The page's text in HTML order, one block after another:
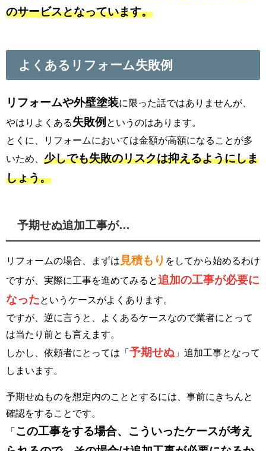
のサービスとなっています。
よくあるリフォーム失敗例
リフォームや外壁塗装に限った話ではありませんが、
やはりよくある失敗例 というのはあります。
とくに、リフォームにおいては金額が高額になることが多
いため、 少しでも失敗のリスクは抑えるようにしま
しょう。
予期せぬ追加工事が…
リフォームの場合、まずは 見積もり をしてから始めるわけ
ですが、実際に工事を進めてみると追加の工事が必要に
なった というケースがよくあります。
ですが、逆に言うと、よくあるケースなので業者にとって
は当たり前とも言えます。
しかし、依頼者にとっては「 予期せぬ 」追加工事となって
しまいます。
予期せぬものを想定内のこととするには、事前にきちんと
確認をすることです。
「 この工事をする場合、こういったケースが考え